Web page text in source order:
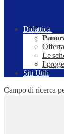
Didattica
Le
I
Siti Utili
Campo di ricerca